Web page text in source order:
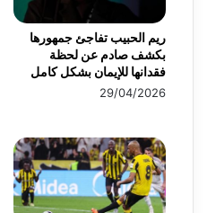
ريم الحبيب تفاجئ جمهورها
بكشف صادم عن لحظة
فقدانها للإيمان بشكل كامل
29/04/2026